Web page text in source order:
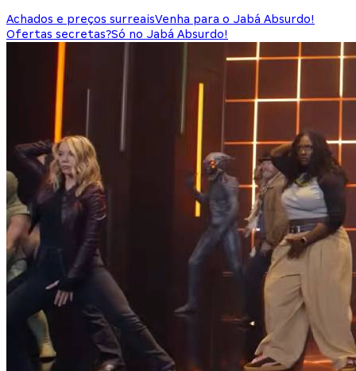
Achados e preços surreaisVenha para o Jabá Absurdo!
Ofertas secretas?Só no Jabá Absurdo!